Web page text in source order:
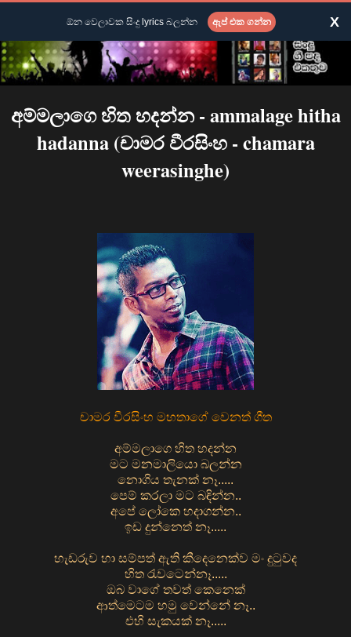
අම්මලාගෙ හිත හදන්න - ammalage hitha
hadanna (චාමර වීරසිංහ - chamara
weerasinghe)
චාමර වීරසිංහ මහතාගේ වෙනත් ගීත
අම්මලාගෙ හිත හදන්න
මට මනමාලියො බලන්න
නොගිය තැනක් නෑ.....
පෙම් කරලා මට බඳින්න..
අපේ ලෝකෙ හදාගන්න..
ඉඩ දුන්නෙත් නෑ.....
හැඩරුව හා සම්පත් ඇති කීදෙනෙක්ව මං දුටුවද
හිත රැවටෙන්නෑ.....
ඔබ වාගේ තවත් කෙනෙක්
ආත්මෙටම හමු වෙන්නේ නෑ..
එහි සැකයක් නෑ.....
ඕන වෙලාවක සිංදු lyrics බලන්න ඇප් එක ගන්න X